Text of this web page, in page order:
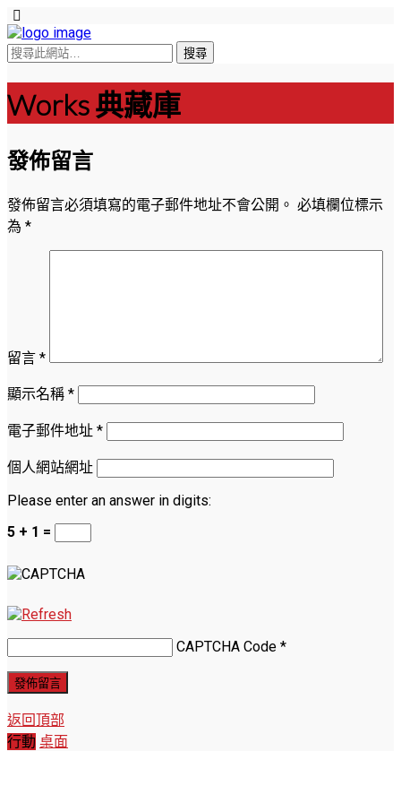
Works 典藏庫
發佈留言
發佈留言必須填寫的電子郵件地址不會公開。 必填欄位標示
為 *
留言 *
顯示名稱 *
電子郵件地址 *
個人網站網址
Please enter an answer in digits:
5 + 1 =
CAPTCHA Code *
返回頂部
行動 桌面